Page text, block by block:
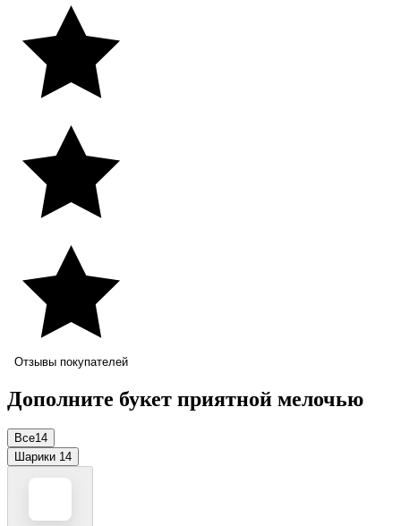
Отзывы покупателей
Дополните букет приятной мелочью
Все14
Шарики 14